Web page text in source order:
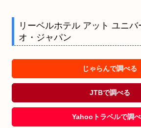
リーベルホテル アット ユニ
オ・ジャパン
じゃらんで調べる
JTBで調べる
Yahooトラベルで調